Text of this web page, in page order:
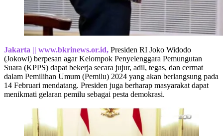
Jakarta || www.bkrinews.or.id, Presiden RI Joko Widodo
(Jokowi) berpesan agar Kelompok Penyelenggara Pemungutan
Suara (KPPS) dapat bekerja secara jujur, adil, tegas, dan cermat
dalam Pemilihan Umum (Pemilu) 2024 yang akan berlangsung pada
14 Februari mendatang. Presiden juga berharap masyarakat dapat
menikmati gelaran pemilu sebagai pesta demokrasi.